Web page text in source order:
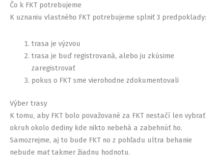
Čo k FKT potrebujeme
K uznaniu vlastného FKT potrebujeme splniť 3 predpoklady:
trasa je výzvou
trasa je buď registrovaná, alebo ju zkúsime
zaregistrovať
pokus o FKT sme vierohodne zdokumentovali
Výber trasy
K tomu, aby FKT bolo považované za FKT nestačí len vybrať
okruh okolo dediny kde nikto nebehá a zabehnúť ho.
Samozrejme, aj to bude FKT no z pohľadu ultra behanie
nebude mať takmer žiadnu hodnotu.